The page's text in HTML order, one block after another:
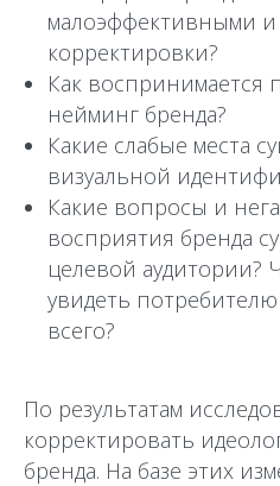
малоэффективными и
корректировки?
Как воспринимается
нейминг бренда?
Какие слабые места
визуальной
Какие вопросы и
восприятия бренда
целевой аудитории?
увидеть
всего?
По результатам
корректировать
бренда. На базе этих